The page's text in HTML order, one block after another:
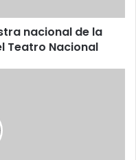
nacional de la
Teatro Nacional